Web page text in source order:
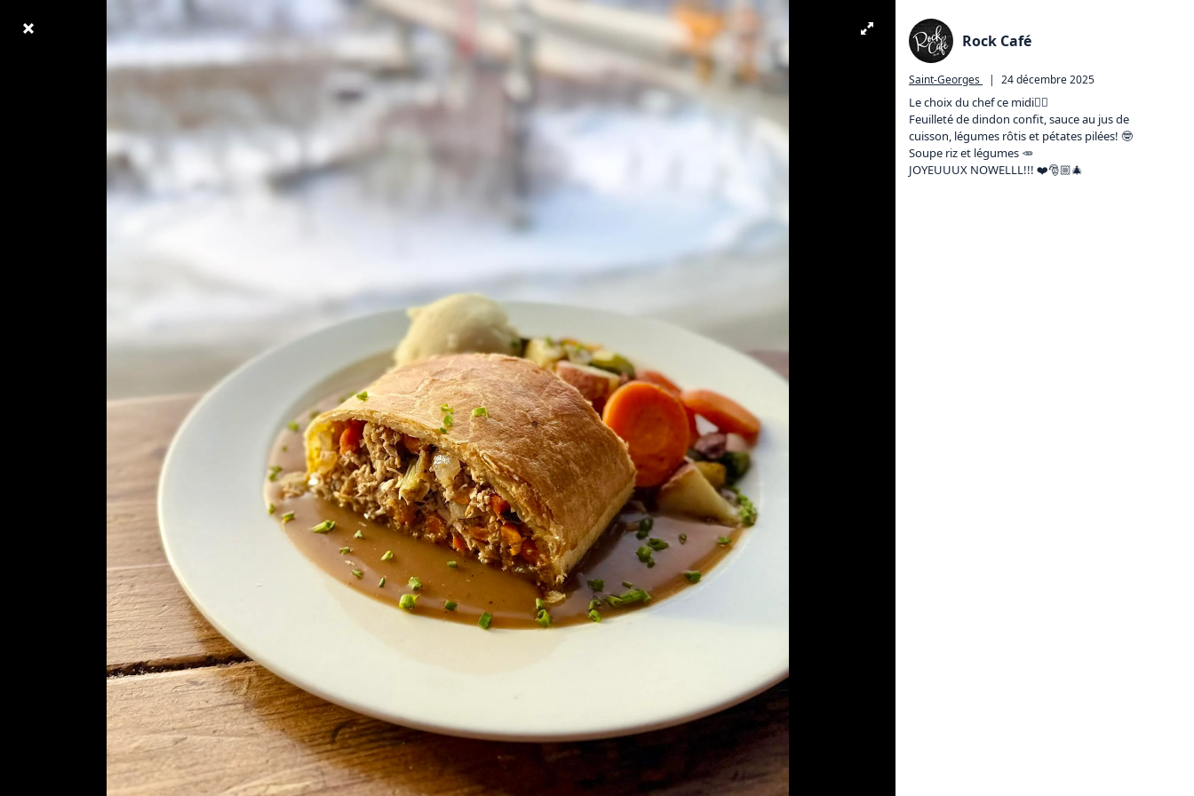
Rock Café
Saint-Georges | 24 décembre 2025
Le choix du chef ce midi👇🏼
Feuilleté de dindon confit, sauce au jus de
cuisson, légumes rôtis et pétates pilées! 🤓
Soupe riz et légumes 🥕
JOYEUUUX NOWELLL!!! ❤️🎅🏼🎄